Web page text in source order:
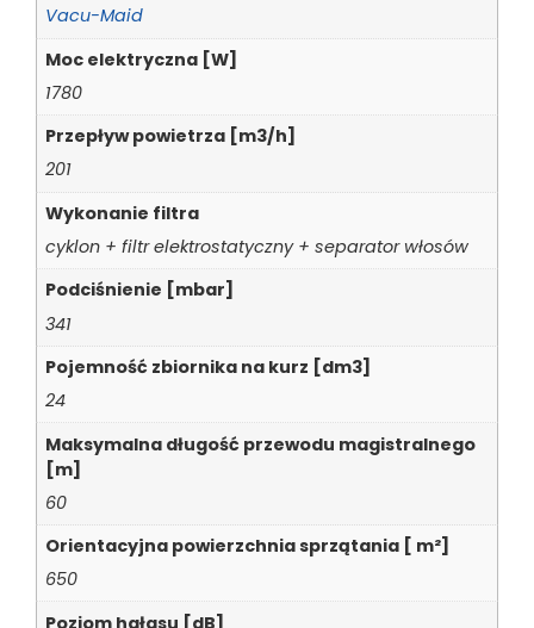
Vacu-Maid
Moc elektryczna [W]
1780
Przepływ powietrza [m3/h]
201
Wykonanie filtra
cyklon + filtr elektrostatyczny + separator włosów
Podciśnienie [mbar]
341
Pojemność zbiornika na kurz [dm3]
24
Maksymalna długość przewodu magistralnego
[m]
60
Orientacyjna powierzchnia sprzątania [ m²]
650
Poziom hałasu [dB]